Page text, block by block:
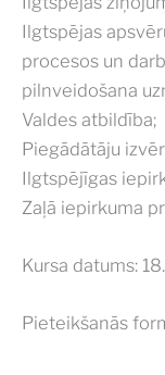
Ilgtspējas
procesos un
pilnveidošana
Valdes atbildība;
Piegādātāju
Ilgtspējīgas
Zaļā iepirkuma
Kursa datums:
Pieteikšanās